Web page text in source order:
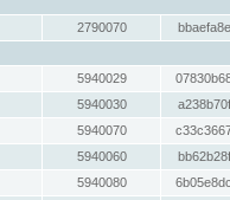
2790070
5940029
5940030
5940070
5940060
5940080